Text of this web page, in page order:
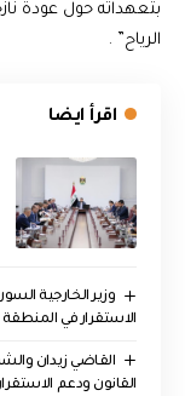
بتعهداته حول عودة
الرياح” .
اقرأ ايضا
وزير الخارجية
الاستقرار في المنطقة
القاضي زيدان
القانون ودعم